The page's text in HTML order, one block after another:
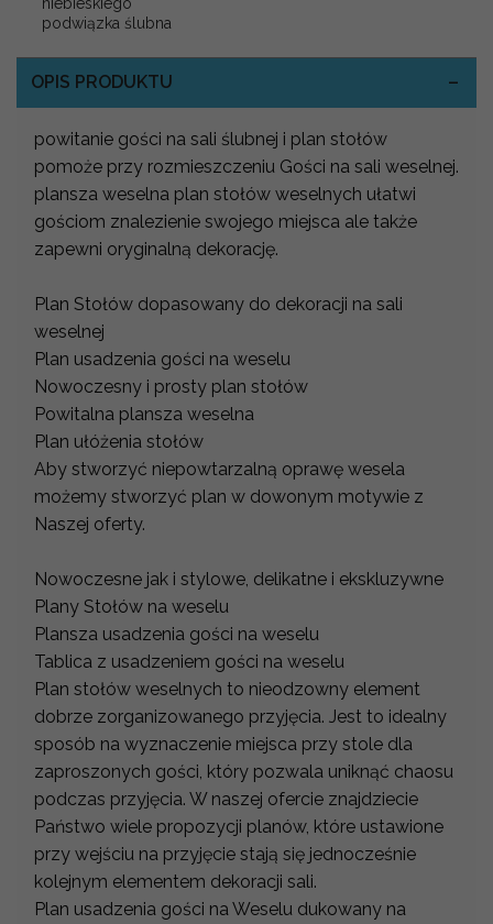
podwiązka ślubna
OPIS PRODUKTU
powitanie gości na sali ślubnej i plan stołów
pomoże przy rozmieszczeniu Gości na sali weselnej.
plansza weselna plan stołów weselnych ułatwi
gościom znalezienie swojego miejsca ale także
zapewni oryginalną dekorację.
Plan Stołów dopasowany do dekoracji na sali
weselnej
Plan usadzenia gości na weselu
Nowoczesny i prosty plan stołów
Powitalna plansza weselna
Plan ułóżenia stołów
Aby stworzyć niepowtarzalną oprawę wesela
możemy stworzyć plan w dowonym motywie z
Naszej oferty.
Nowoczesne jak i stylowe, delikatne i ekskluzywne
Plany Stołów na weselu
Plansza usadzenia gości na weselu
Tablica z usadzeniem gości na weselu
Plan stołów weselnych to nieodzowny element
dobrze zorganizowanego przyjęcia. Jest to idealny
sposób na wyznaczenie miejsca przy stole dla
zaproszonych gości, który pozwala uniknąć chaosu
podczas przyjęcia. W naszej ofercie znajdziecie
Państwo wiele propozycji planów, które ustawione
przy wejściu na przyjęcie stają się jednocześnie
kolejnym elementem dekoracji sali.
Plan usadzenia gości na Weselu dukowany na